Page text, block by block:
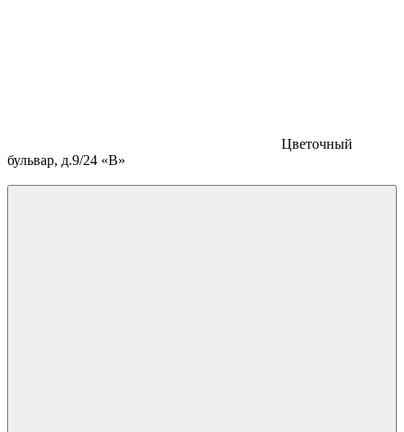
Цветочный
бульвар, д.9/24 «В»